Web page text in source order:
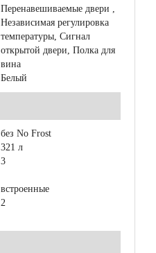
Перенавешиваемые двери ,
Независимая регулировка
температуры, Сигнал
открытой двери, Полка для
вина
Белый
без No Frost
321 л
3
встроенные
2